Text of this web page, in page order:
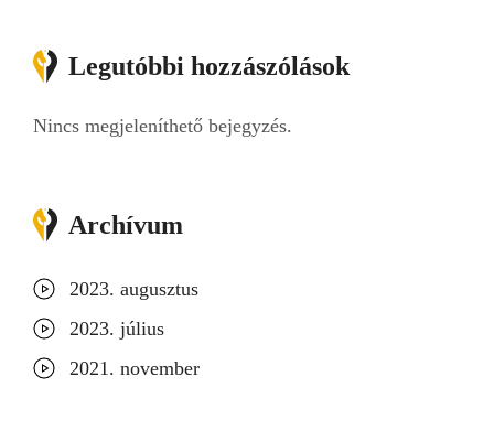
Legutóbbi hozzászólások
Nincs megjeleníthető bejegyzés.
Archívum
2023. augusztus
2023. július
2021. november